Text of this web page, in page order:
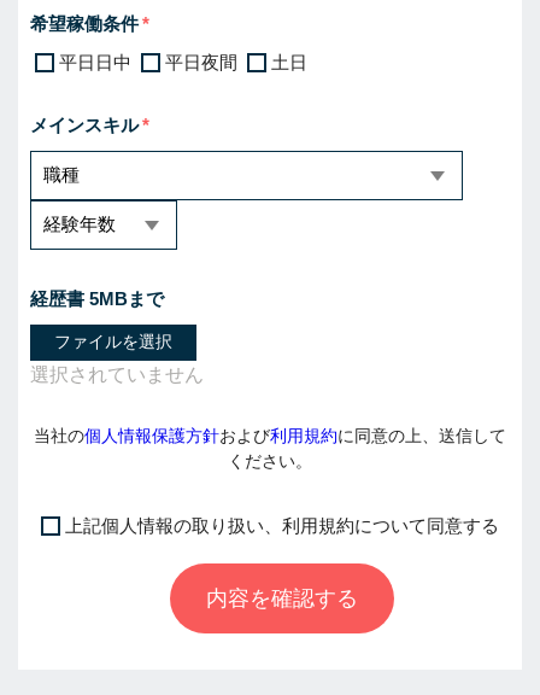
希望稼働条件
平日日中
平日夜間 土日
メインスキル
経歴書 5MBまで
ファイルを選択
当社の個人情報保護方針および利用規約に同意の上、送信して
ください。
上記個人情報の取り扱い、利用規約について同意する
内容を確認する